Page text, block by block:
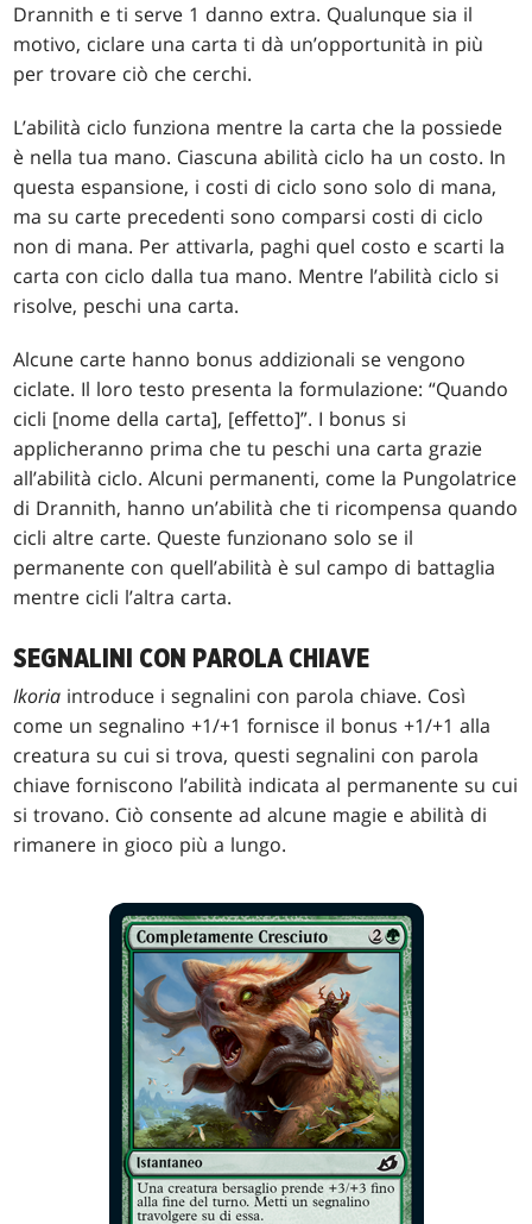
Drannith e ti serve 1 danno extra. Qualunque sia il
motivo, ciclare una carta ti dà un’opportunità in più
per trovare ciò che cerchi.
L’abilità ciclo funziona mentre la carta che la possiede
è nella tua mano. Ciascuna abilità ciclo ha un costo. In
questa espansione, i costi di ciclo sono solo di mana,
ma su carte precedenti sono comparsi costi di ciclo
non di mana. Per attivarla, paghi quel costo e scarti la
carta con ciclo dalla tua mano. Mentre l’abilità ciclo si
risolve, peschi una carta.
Alcune carte hanno bonus addizionali se vengono
ciclate. Il loro testo presenta la formulazione: “Quando
cicli [nome della carta], [effetto]”. I bonus si
applicheranno prima che tu peschi una carta grazie
all’abilità ciclo. Alcuni permanenti, come la Pungolatrice
di Drannith, hanno un’abilità che ti ricompensa quando
cicli altre carte. Queste funzionano solo se il
permanente con quell’abilità è sul campo di battaglia
mentre cicli l’altra carta.
SEGNALINI CON PAROLA CHIAVE
Ikoria introduce i segnalini con parola chiave. Così
come un segnalino +1/+1 fornisce il bonus +1/+1 alla
creatura su cui si trova, questi segnalini con parola
chiave forniscono l’abilità indicata al permanente su cui
si trovano. Ciò consente ad alcune magie e abilità di
rimanere in gioco più a lungo.